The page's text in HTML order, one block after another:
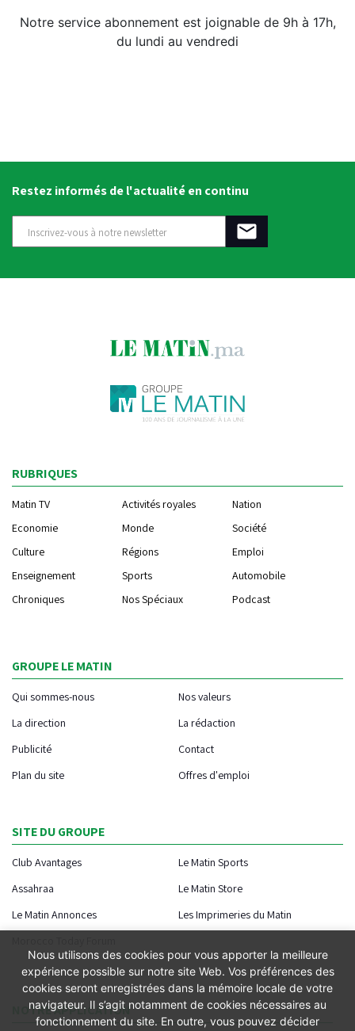
Notre service abonnement est joignable de 9h à 17h,
du lundi au vendredi
Restez informés de l'actualité en continu
RUBRIQUES
Matin TV Activités royales
Nation
Economie
Monde
Société
Culture
Régions
Emploi
Enseignement
Sports
Automobile
Chroniques
Nos Spéciaux Podcast
GROUPE LE MATIN
Qui sommes-nous
Nos valeurs
La direction
La rédaction
Publicité
Contact
Plan du site
Offres d'emploi
SITE DU GROUPE
Club Avantages
Le Matin Sports
Assahraa
Le Matin Store
Le Matin Annonces
Les Imprimeries du Matin
NOTRE APPLICATION
Nous utilisons des cookies pour vous apporter la meilleure
expérience possible sur notre site Web. Vos préférences des
cookies seront enregistrées dans la mémoire locale de votre
navigateur. Il s’agit notamment de cookies nécessaires au
fonctionnement du site. En outre, vous pouvez décider